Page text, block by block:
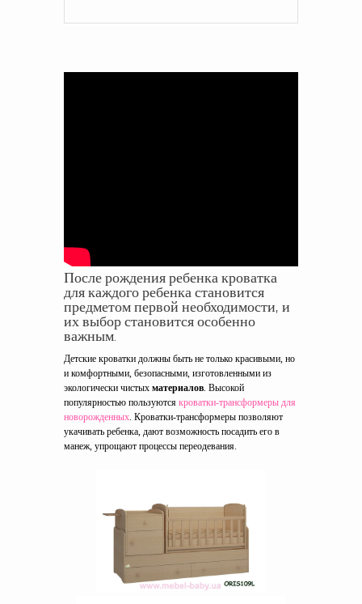
После рождения ребенка кроватка
для каждого ребенка становится
предметом первой необходимости, и
их выбор становится особенно
важным.
Детские кроватки должны быть не только красивыми, но
и комфортными, безопасными, изготовленными из
экологически чистых материалов. Высокой
популярностью пользуются кроватки-трансформеры для
новорожденных. Кроватки-трансформеры позволяют
укачивать ребенка, дают возможность посадить его в
манеж, упрощают процессы переодевания.